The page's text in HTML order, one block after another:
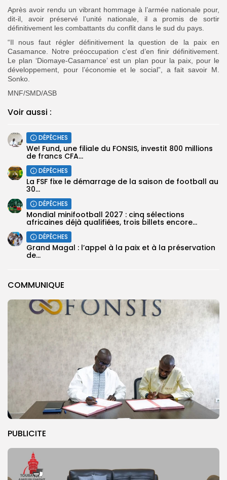
COMMUNIQUE
PUBLICITE
Après avoir rendu un vibrant hommage à l’armée nationale pour,
dit-il, avoir préservé l’unité nationale, il a promis de sortir
définitivement les combattants du conflit dans le sud du pays.
“Il nous faut régler définitivement la question de la paix en
Casamance. Notre préoccupation c’est d’en finir définitivement.
Le plan ‘Diomaye-Casamance’ est un plan pour la paix, pour le
développement, pour l’économie et le social”, a fait savoir M.
Sonko.
MNF/SMD/ASB
Voir aussi :
DÉPÊCHES
We! Fund, une filiale du FONSIS, investit 800 millions
de francs CFA...
DÉPÊCHES
‎La FSF fixe le démarrage de la saison de football au
30...
DÉPÊCHES
‎Mondial minifootball 2027 : cinq sélections
africaines déjà qualifiées, trois billets encore...
DÉPÊCHES
Grand Magal : l’appel à la paix et à la préservation
de...